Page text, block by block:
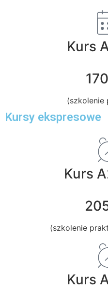
Kurs
(szkolenie
Kursy ekspresowe
Kurs
(szkolenie
Kurs